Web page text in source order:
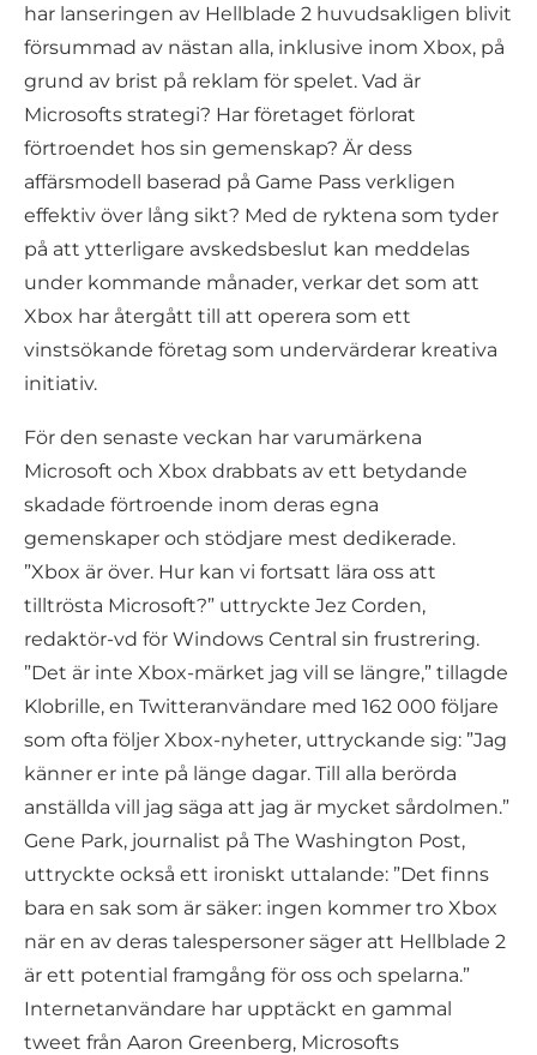
har lanseringen av Hellblade 2 huvudsakligen blivit
försummad av nästan alla, inklusive inom Xbox, på
grund av brist på reklam för spelet. Vad är
Microsofts strategi? Har företaget förlorat
förtroendet hos sin gemenskap? Är dess
affärsmodell baserad på Game Pass verkligen
effektiv över lång sikt? Med de ryktena som tyder
på att ytterligare avskedsbeslut kan meddelas
under kommande månader, verkar det som att
Xbox har återgått till att operera som ett
vinstsökande företag som undervärderar kreativa
initiativ.
För den senaste veckan har varumärkena
Microsoft och Xbox drabbats av ett betydande
skadade förtroende inom deras egna
gemenskaper och stödjare mest dedikerade.
”Xbox är över. Hur kan vi fortsatt lära oss att
tilltrösta Microsoft?” uttryckte Jez Corden,
redaktör-vd för Windows Central sin frustrering.
”Det är inte Xbox-märket jag vill se längre,” tillagde
Klobrille, en Twitteranvändare med 162 000 följare
som ofta följer Xbox-nyheter, uttryckande sig: ”Jag
känner er inte på länge dagar. Till alla berörda
anställda vill jag säga att jag är mycket sårdolmen.”
Gene Park, journalist på The Washington Post,
uttryckte också ett ironiskt uttalande: ”Det finns
bara en sak som är säker: ingen kommer tro Xbox
när en av deras talespersoner säger att Hellblade 2
är ett potential framgång för oss och spelarna.”
Internetanvändare har upptäckt en gammal
tweet från Aaron Greenberg, Microsofts